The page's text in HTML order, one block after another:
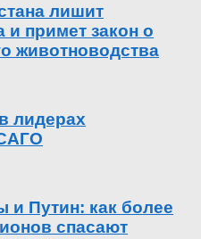
лишит
и примет закон о
животноводства
лидерах
и Путин: как более
спасают